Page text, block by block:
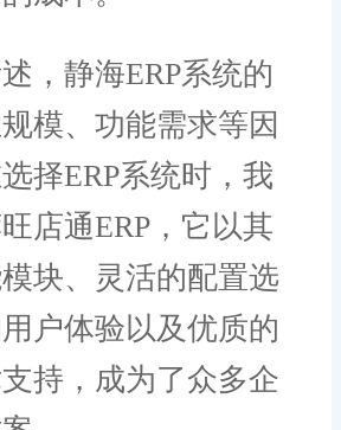
静海ERP系统的
模、功能需求等因
择ERP系统时，我
店通ERP，它以其
块、灵活的配置选
户体验以及优质的
持，成为了众多企